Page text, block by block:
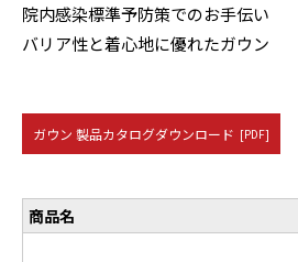
院内感染標準予防策でのお手伝い
バリア性と着心地に優れたガウン
ガウン 製品カタログダウンロード [PDF]
商品名